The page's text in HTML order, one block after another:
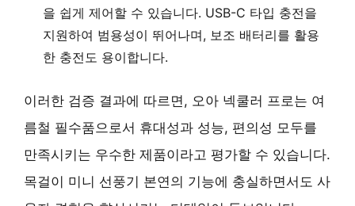
을 쉽게 제어할 수 있습니다. USB-C 타입 충전을
지원하여 범용성이 뛰어나며, 보조 배터리를 활용
한 충전도 용이합니다.
이러한 검증 결과에 따르면, 오아 넥쿨러 프로는 여
름철 필수품으로서 휴대성과 성능, 편의성 모두를
만족시키는 우수한 제품이라고 평가할 수 있습니다.
목걸이 미니 선풍기 본연의 기능에 충실하면서도 사